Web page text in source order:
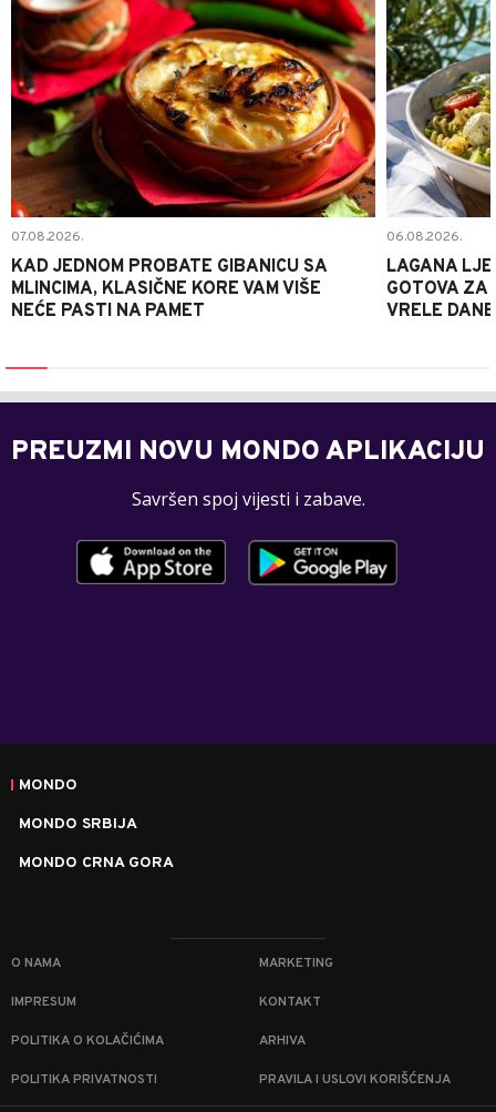
07.08.2026.
KAD JEDNOM PROBATE GIBANICU SA
MLINCIMA, KLASIČNE KORE VAM VIŠE
NEĆE PASTI NA PAMET
06.08.2026.
LAGANA
GOTOVA ZA
VRELE DANE
PREUZMI NOVU MONDO APLIKACIJU
Savršen spoj vijesti i zabave.
MONDO
MONDO SRBIJA
MONDO CRNA GORA
O NAMA MARKETING
IMPRESUM KONTAKT
POLITIKA O KOLAČIĆIMA ARHIVA
POLITIKA PRIVATNOSTI PRAVILA I USLOVI KORIŠĆENJA